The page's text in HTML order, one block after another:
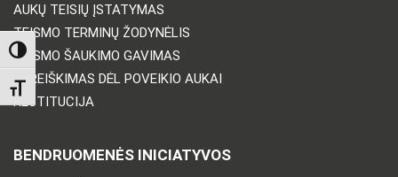
TOGGLE HIGH CONTRAST
TOGGLE FONT SIZE
AUKŲ TEISIŲ ĮSTATYMAS
TEISMO TERMINŲ ŽODYNĖLIS
TEISMO ŠAUKIMO GAVIMAS
PAREIŠKIMAS DĖL POVEIKIO AUKAI
RESTITUCIJA
BENDRUOMENĖS INICIATYVOS